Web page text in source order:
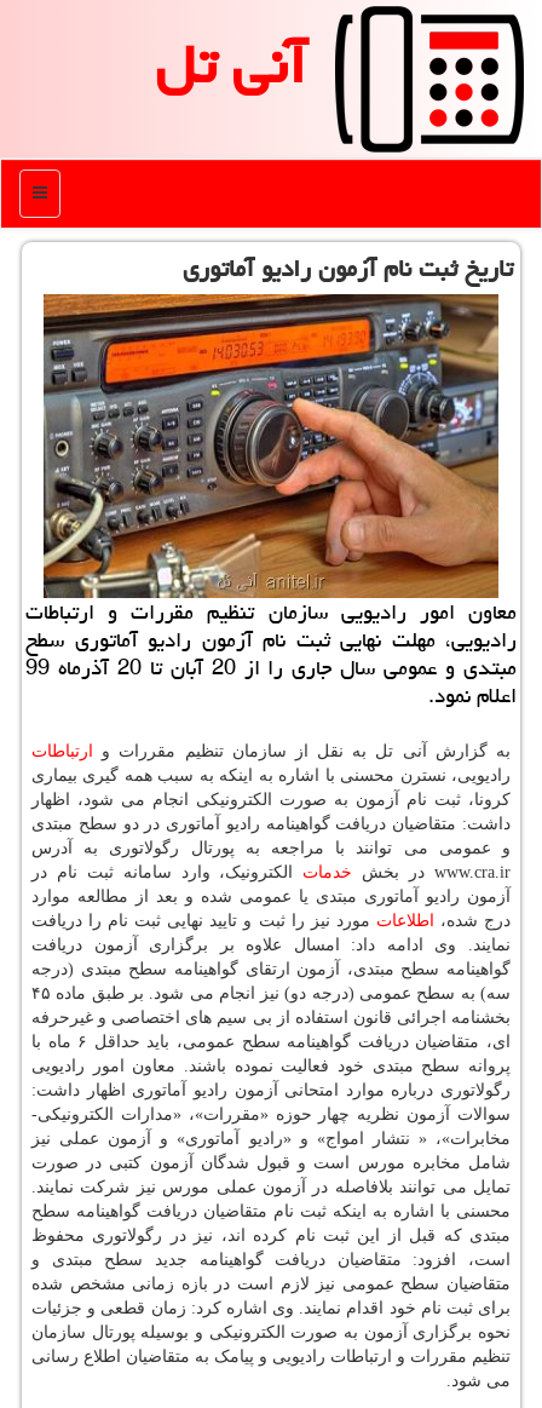
آنی تل
منو
تاریخ ثبت نام آزمون رادیو آماتوری
معاون امور رادیویی سازمان تنظیم مقررات و ارتباطات
رادیویی، مهلت نهایی ثبت نام آزمون رادیو آماتوری سطح
مبتدی و عمومی سال جاری را از 20 آبان تا 20 آذرماه 99
اعلام نمود.
به گزارش آنی تل به نقل از سازمان تنظیم مقررات و
ارتباطات
رادیویی، نسترن محسنی با اشاره به اینکه به سبب همه گیری بیماری
کرونا، ثبت نام آزمون به صورت الکترونیکی انجام می شود، اظهار
داشت: متقاضیان دریافت گواهینامه رادیو آماتوری در دو سطح مبتدی
و عمومی می توانند با مراجعه به پورتال رگولاتوری به آدرس
www.cra.ir در بخش
خدمات الکترونیک، وارد سامانه ثبت نام در
آزمون رادیو آماتوری مبتدی یا عمومی شده و بعد از مطالعه موارد
درج شده،
اطلاعات مورد نیز را ثبت و تایید نهایی ثبت نام را دریافت
نمایند. وی ادامه داد: امسال علاوه بر برگزاری آزمون دریافت
گواهینامه سطح مبتدی، آزمون ارتقای گواهینامه سطح مبتدی (درجه
سه) به سطح عمومی (درجه دو) نیز انجام می شود. بر طبق ماده ۴۵
بخشنامه اجرائی قانون استفاده از بی سیم های اختصاصی و غیرحرفه
ای، متقاضیان دریافت گواهینامه سطح عمومی، باید حداقل ۶ ماه با
پروانه سطح مبتدی خود فعالیت نموده باشند. معاون امور رادیویی
رگولاتوری درباره موارد امتحانی آزمون رادیو آماتوری اظهار داشت:
سوالات آزمون نظریه چهار حوزه «مقررات»، «مدارات الکترونیکی-
مخابرات»، « نتشار امواج» و «رادیو آماتوری» و آزمون عملی نیز
شامل مخابره مورس است و قبول شدگان آزمون کتبی در صورت
تمایل می توانند بلافاصله در آزمون عملی مورس نیز شرکت نمایند.
محسنی با اشاره به اینکه ثبت نام متقاضیان دریافت گواهینامه سطح
مبتدی که قبل از این ثبت نام کرده اند، نیز در رگولاتوری محفوظ
است، افزود: متقاضیان دریافت گواهینامه جدید سطح مبتدی و
متقاضیان سطح عمومی نیز لازم است در بازه زمانی مشخص شده
برای ثبت نام خود اقدام نمایند. وی اشاره کرد: زمان قطعی و جزئیات
نحوه برگزاری آزمون به صورت الکترونیکی و بوسیله پورتال سازمان
تنظیم مقررات و ارتباطات رادیویی و پیامک به متقاضیان اطلاع رسانی
می شود.